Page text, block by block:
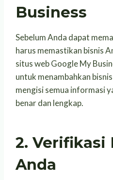
Business
Sebelum Anda dapat
harus memastikan bisnis
situs web Google My
untuk menambahkan
mengisi semua informasi
benar dan lengkap.
2. Verifikasi
Anda